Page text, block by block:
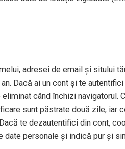
adresei de email și sitului
Dacă ai un cont și te
când închizi navigatorul.
sunt păstrate două zile, iar
te dezautentifici din cont,
personale și indică pur și